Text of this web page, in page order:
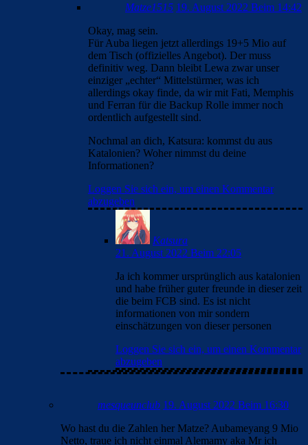
Matze1515 19. August 2022 Beim 14:42
Okay, mag sein.
Für Auba liegen jetzt allerdings 19+5 Mio auf
dem Tisch (offizielles Angebot). Der muss
definitiv weg. Dann bleibt Lewa zwar unser
einziger „echter“ Mittelstürmer, was ich
allerdings okay finde, da wir mit Fati, Memphis
und Ferran für die Backup Rolle immer noch
ordentlich aufgestellt sind.
Nochmal an dich, Katsura: kommst du aus
Katalonien? Woher nimmst du deine
Informationen?
Loggen Sie sich ein, um einen Kommentar
abzugeben
Katsura
21. August 2022 Beim 22:05
Ja ich kommer ursprünglich aus katalonien
und habe früher guter freunde in dieser zeit
die beim FCB sind. Es ist nicht
informationen von mir sondern
einschätzungen von dieser personen
Loggen Sie sich ein, um einen Kommentar
abzugeben
mesqueunclub 19. August 2022 Beim 16:30
Wo hast du die Zahlen her Matze? Aubameyang 9 Mio
Netto, traue ich nicht einmal Alemamy aka Mr ich